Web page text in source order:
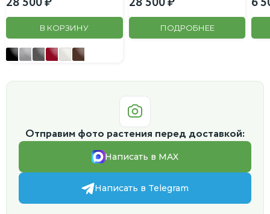
В КОРЗИНУ ПОДРОБНЕЕ
Отправим фото растения перед доставкой:
Написать в MAX
Написать в Telegram